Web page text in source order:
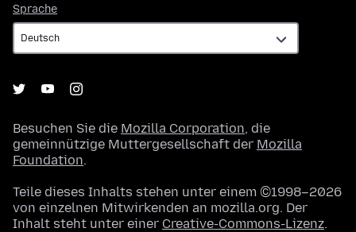
Sprache
Besuchen Sie die Mozilla Corporation, die
gemeinnützige Muttergesellschaft der Mozilla
Foundation.
Teile dieses Inhalts stehen unter einem ©1998–2026
von einzelnen Mitwirkenden an mozilla.org. Der
Inhalt steht unter einer Creative-Commons-Lizenz.